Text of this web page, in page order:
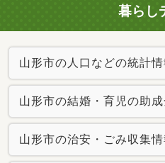
暮らし
山形市の人口などの統計情
山形市の結婚・育児の助成
山形市の治安・ごみ収集情